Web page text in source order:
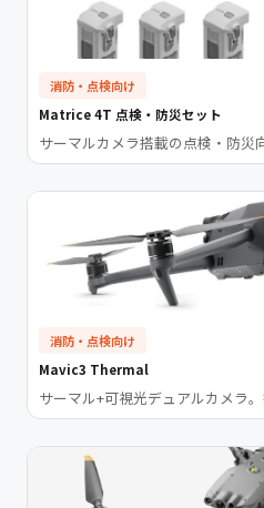
消防・点検向け
Matrice 4T 点検・防災セット
サーマルカメラ搭載の点検・防災
消防・点検向け
Mavic3 Thermal
サーマル+可視光デュアルカメラ